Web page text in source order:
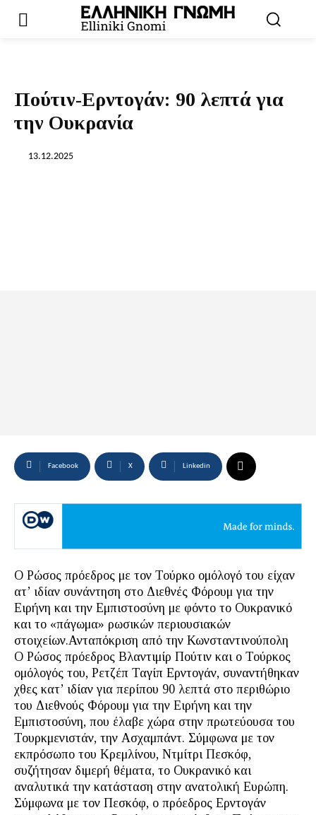
Πούτιν-Ερντογάν: 90 λεπτά για
την Ουκρανία
13.12.2025
Facebook X Linkedin
Ο Ρώσος πρόεδρος με τον Τούρκο ομόλογό του είχαν
ατ’ ιδίαν συνάντηση στο Διεθνές Φόρουμ για την
Ειρήνη και την Εμπιστοσύνη με φόντο το Ουκρανικό
και το «πάγωμα» ρωσικών περιουσιακών
στοιχείων.Ανταπόκριση από την Κωνσταντινούπολη
Ο Ρώσος πρόεδρος Βλαντιμίρ Πούτιν και ο Τούρκος
ομόλογός του, Ρετζέπ Ταγίπ Ερντογάν, συναντήθηκαν
χθες κατ’ ιδίαν για περίπου 90 λεπτά στο περιθώριο
του Διεθνούς Φόρουμ για την Ειρήνη και την
Εμπιστοσύνη, που έλαβε χώρα στην πρωτεύουσα του
Τουρκμενιστάν, την Ασχαμπάντ. Σύμφωνα με τον
εκπρόσωπο του Κρεμλίνου, Ντμίτρι Πεσκόφ,
συζήτησαν διμερή θέματα, το Ουκρανικό και
αναλυτικά την κατάσταση στην ανατολική Ευρώπη.
Σύμφωνα με τον Πεσκόφ, ο πρόεδρος Ερντογάν